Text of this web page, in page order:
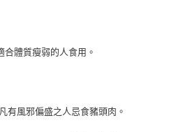
體質瘦弱的人食用。
有風邪偏盛之人忌食豬頭肉。